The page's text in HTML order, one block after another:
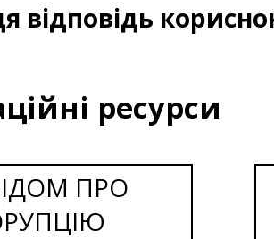
відповідь
ресурси
ПРО